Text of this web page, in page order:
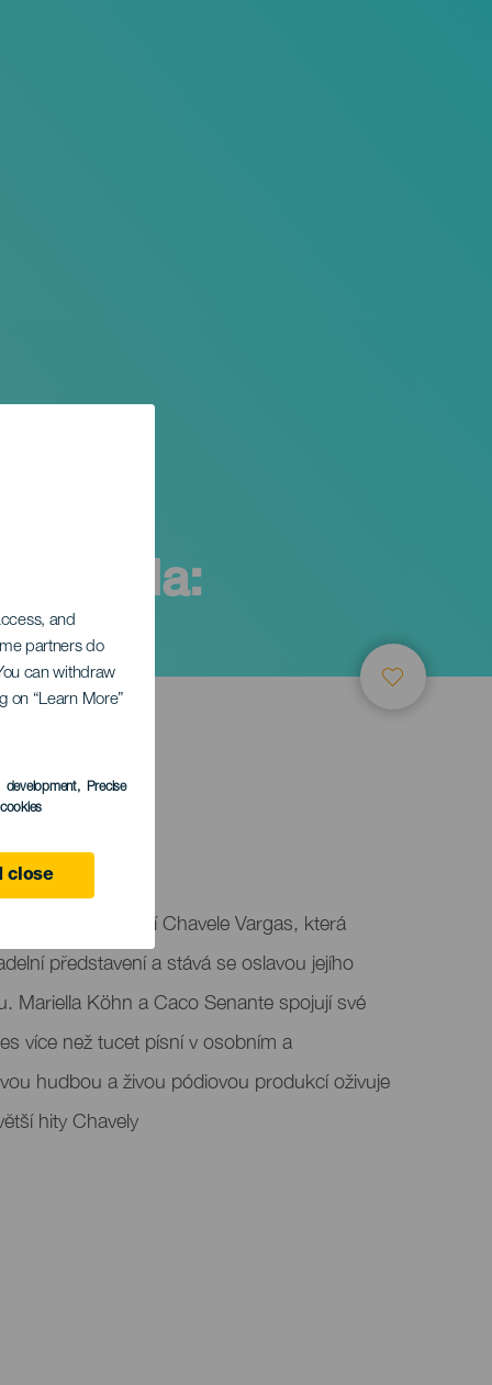
and
partners do
can withdraw
on “Learn More”
development, Precise
close
legendární Chavele Vargas, která
představení a stává se oslavou jejího
Mariella Köhn a Caco Senante spojují své
více než tucet písní v osobním a
hudbou a živou pódiovou produkcí oživuje
hity Chavely